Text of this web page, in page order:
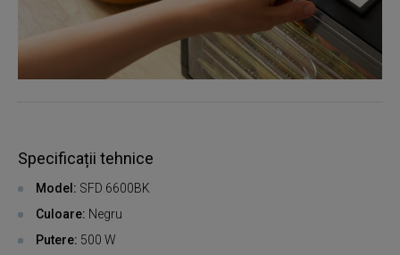
Specificații tehnice
Model: SFD 6600BK
Culoare: Negru
Putere: 500 W